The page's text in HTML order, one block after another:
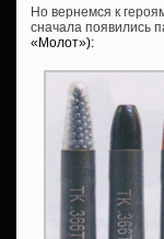
Но вернемся к
сначала появились
«Молот»):